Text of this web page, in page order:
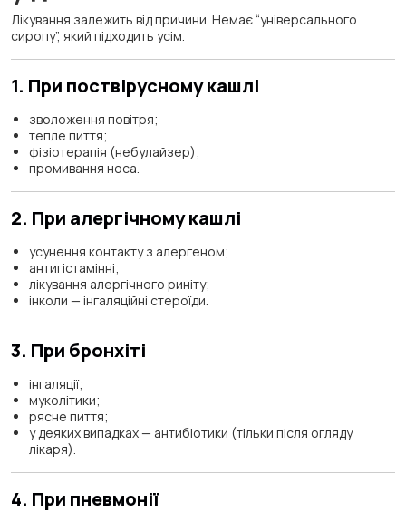
Лікування залежить від причини. Немає “універсального
сиропу”, який підходить усім.
1. При поствірусному кашлі
зволоження повітря;
тепле пиття;
фізіотерапія (небулайзер);
промивання носа.
2. При алергічному кашлі
усунення контакту з алергеном;
антигістамінні;
лікування алергічного риніту;
інколи — інгаляційні стероїди.
3. При бронхіті
інгаляції;
муколітики;
рясне пиття;
у деяких випадках — антибіотики (тільки після огляду
лікаря).
4. При пневмонії